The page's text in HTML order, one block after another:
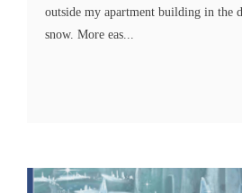
outside my apartment building in the
snow. More eas...